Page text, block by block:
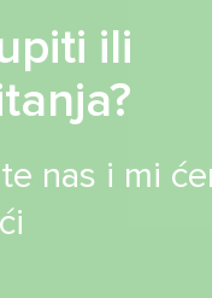
ili
nas i mi